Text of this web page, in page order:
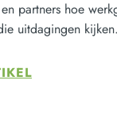
partners hoe
uitdagingen kijken.